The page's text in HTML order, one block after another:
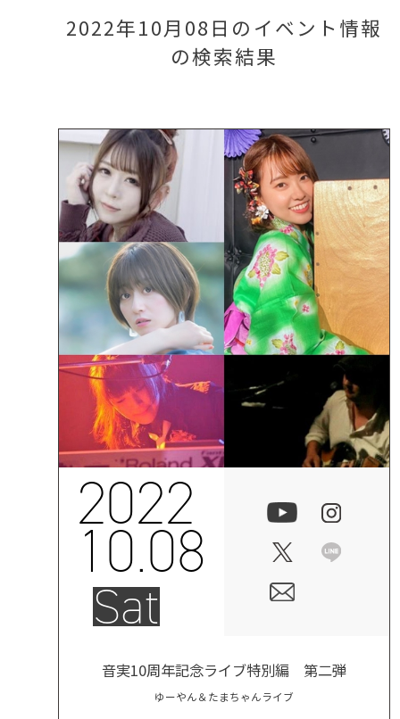
2022年10月08日のイベント情報
の検索結果
2022
10.08
Sat
音実10周年記念ライブ特別編 第二弾
ゆーやん＆たまちゃんライブ